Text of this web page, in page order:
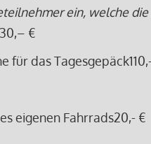
ein, welche die
€
für das Tagesgepäck
eigenen Fahrrads20,- €